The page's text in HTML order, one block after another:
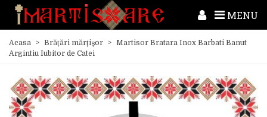
MENU
Acasa > Brățări mărțișor > Martisor Bratara Inox Barbati Banut
Argintiu Iubitor de Catei